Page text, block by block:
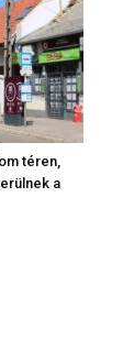
téren,
a